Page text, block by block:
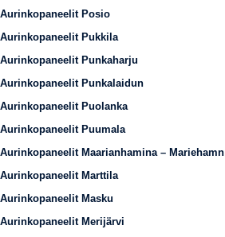
Aurinkopaneelit Posio
Aurinkopaneelit Pukkila
Aurinkopaneelit Punkaharju
Aurinkopaneelit Punkalaidun
Aurinkopaneelit Puolanka
Aurinkopaneelit Puumala
Aurinkopaneelit Maarianhamina – Mariehamn
Aurinkopaneelit Marttila
Aurinkopaneelit Masku
Aurinkopaneelit Merijärvi